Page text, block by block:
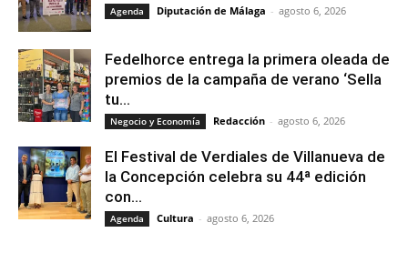
Agenda Diputación de Málaga - agosto 6, 2026
Fedelhorce entrega la primera oleada de
premios de la campaña de verano ‘Sella
tu...
Negocio y Economía Redacción - agosto 6, 2026
El Festival de Verdiales de Villanueva de
la Concepción celebra su 44ª edición
con...
Agenda Cultura - agosto 6, 2026